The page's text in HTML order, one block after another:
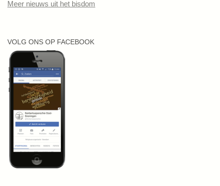
Meer nieuws uit het bisdom
VOLG ONS OP FACEBOOK